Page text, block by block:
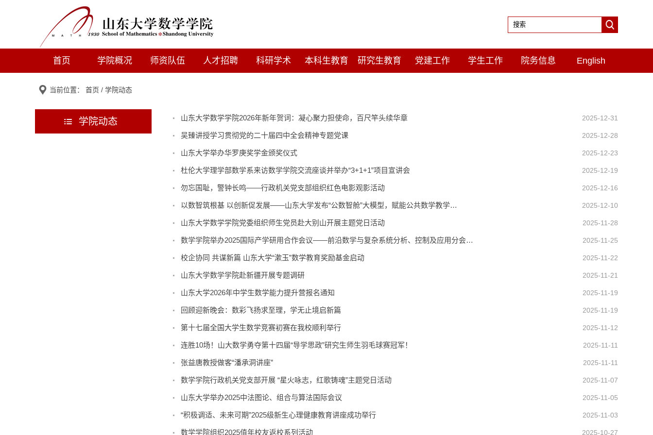
首页 学院概况 师资队伍 人才招聘 科研学术 本科生教育 研究生教育 党建工作 学生工作 院务信息 English
当前位置： 首页 / 学院动态
学院动态 山东大学数学学院2026年新年贺词：凝心聚力担使命，百尺竿头续华章 2025-12-31
吴臻讲授学习贯彻党的二十届四中全会精神专题党课 2025-12-28
山东大学举办华罗庚奖学金颁奖仪式 2025-12-23
杜伦大学理学部数学系来访数学学院交流座谈并举办“3+1+1”项目宣讲会 2025-12-19
勿忘国耻，警钟长鸣——行政机关党支部组织红色电影观影活动 2025-12-16
以数智筑根基 以创新促发展——山东大学发布“公数智舱”大模型，赋能公共数学教学… 2025-12-10
山东大学数学学院党委组织师生党员赴大别山开展主题党日活动 2025-11-28
数学学院举办2025国际产学研用合作会议——前沿数学与复杂系统分析、控制及应用分会… 2025-11-25
校企协同 共谋新篇 山东大学“漱玉”数学教育奖励基金启动 2025-11-22
山东大学数学学院赴新疆开展专题调研 2025-11-21
山东大学2026年中学生数学能力提升营报名通知 2025-11-19
回顾迎新晚会：数彩飞扬求至理，学无止境启新篇 2025-11-19
第十七届全国大学生数学竞赛初赛在我校顺利举行 2025-11-12
连胜10场！山大数学勇夺第十四届“导学思政”研究生师生羽毛球赛冠军！ 2025-11-11
张益唐教授做客“潘承洞讲座” 2025-11-11
数学学院行政机关党支部开展 “星火咏志，红歌铸魂”主题党日活动 2025-11-07
山东大学举办2025中法图论、组合与算法国际会议 2025-11-05
“积极调适、未来可期”2025级新生心理健康教育讲座成功举行 2025-11-03
数学学院组织2025值年校友返校系列活动 2025-10-27